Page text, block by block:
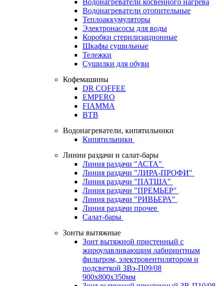
Водонагреватели косвенного нагрева
Водонагреватели отопительные
Теплоаккумуляторы
Электронасосы для воды
Коробки стерилизационные
Шкафы сушильные
Тележки
Сушилки для обуви
Кофемашины
DR COFFEE
EMPERO
FIAMMA
BTB
Водонагреватели, кипятильники
Кипятильники
Линии раздачи и салат-бары
Линия раздачи "АСТА"
Линия раздачи "ЛИРА-ПРОФИ"
Линия раздачи "ПАТША"
Линия раздачи "ПРЕМЬЕР"
Линия раздачи "РИВЬЕРА"
Линия раздачи прочее
Салат-бары
Зонты вытяжные
Зонт вытяжной пристенный с
жироулавливающим лабиринтным
фильтром, электровентилятором и
подсветкой ЗВэ-П09/08
900х800х350мм